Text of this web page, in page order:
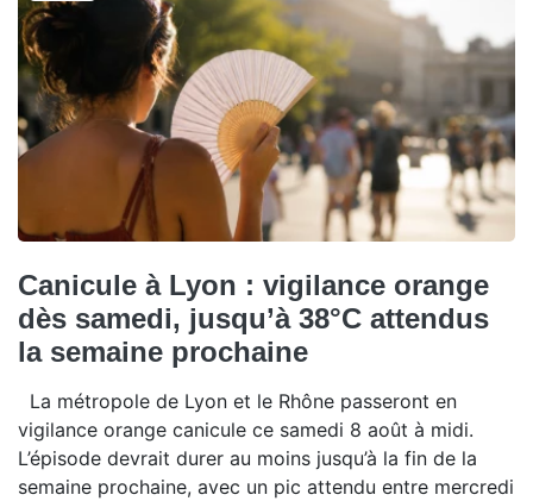
Canicule à Lyon : vigilance orange
dès samedi, jusqu’à 38°C attendus
la semaine prochaine
La métropole de Lyon et le Rhône passeront en
vigilance orange canicule ce samedi 8 août à midi.
L’épisode devrait durer au moins jusqu’à la fin de la
semaine prochaine, avec un pic attendu entre mercredi